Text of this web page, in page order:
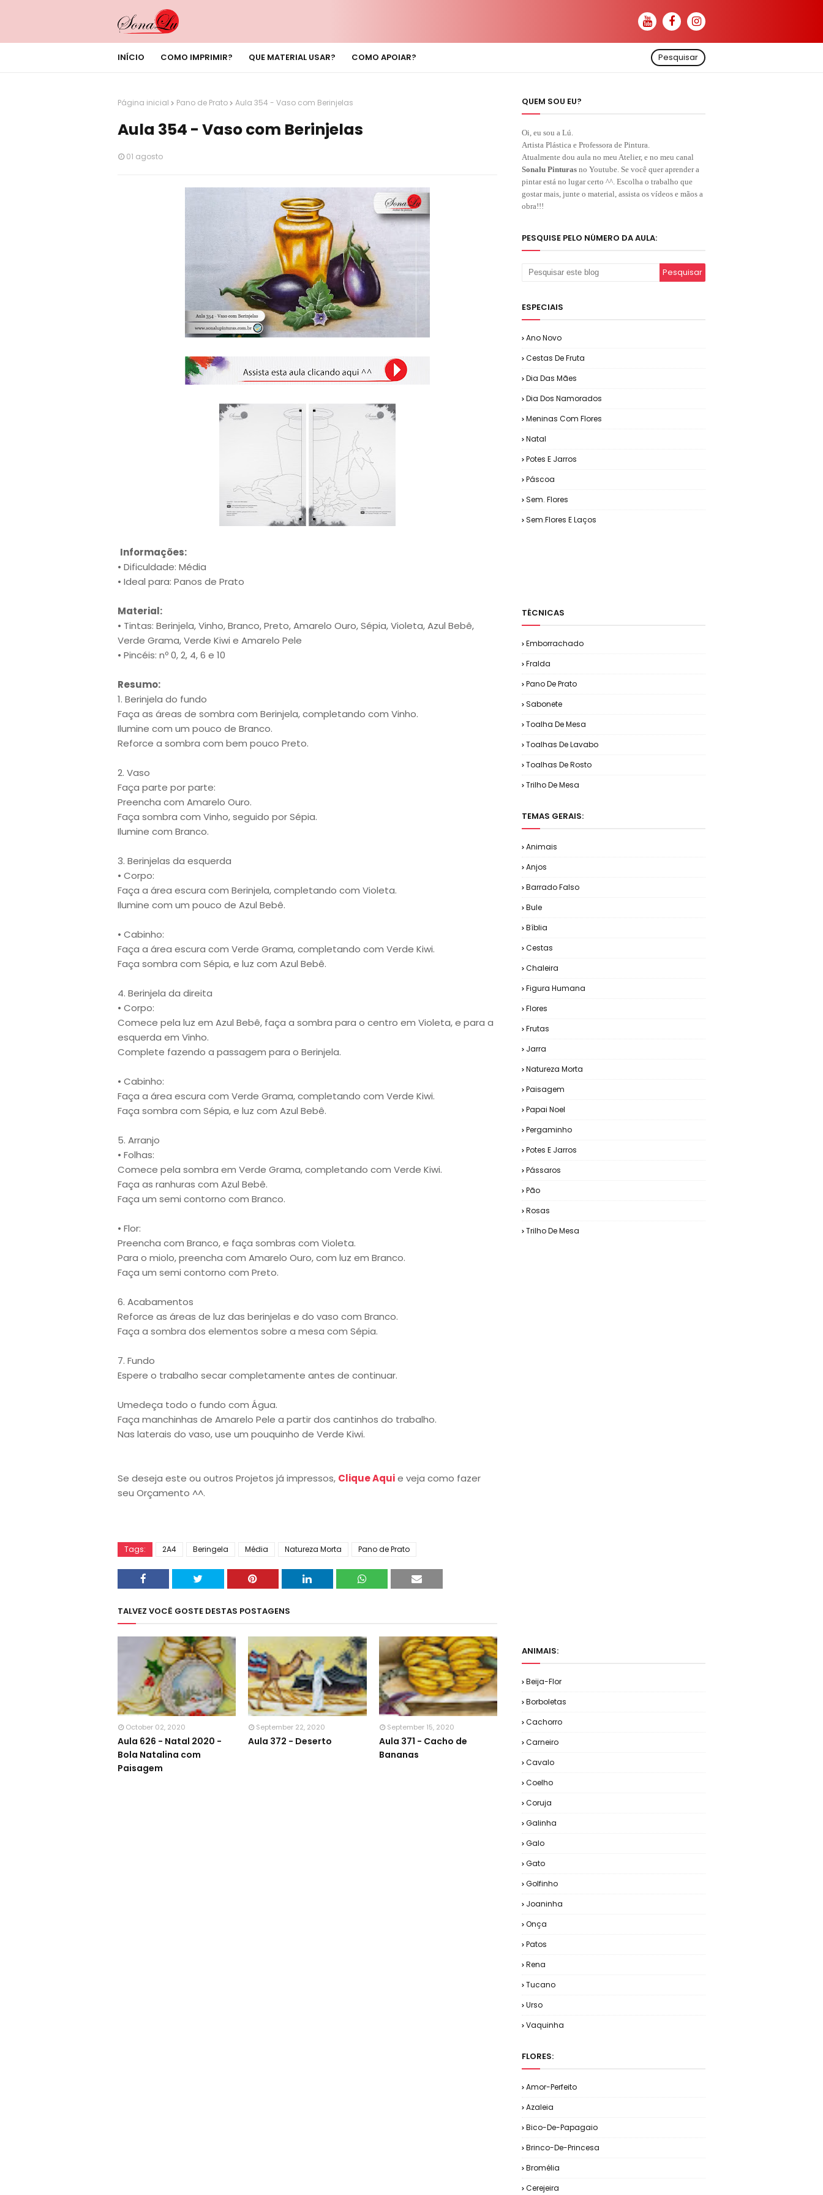
INÍCIO COMO IMPRIMIR? QUE MATERIAL USAR? COMO APOIAR? Pesquisar
Página inicial Pano de Prato Aula 354 - Vaso com Berinjelas
Aula 354 - Vaso com Berinjelas
01 agosto
Informações:
• Dificuldade: Média
• Ideal para: Panos de Prato
Material:
• Tintas: Berinjela, Vinho, Branco, Preto, Amarelo Ouro, Sépia, Violeta, Azul Bebê,
Verde Grama, Verde Kiwi e Amarelo Pele
• Pincéis: nº 0, 2, 4, 6 e 10
Resumo:
1. Berinjela do fundo
Faça as áreas de sombra com Berinjela, completando com Vinho.
Ilumine com um pouco de Branco.
Reforce a sombra com bem pouco Preto.
2. Vaso
Faça parte por parte:
Preencha com Amarelo Ouro.
Faça sombra com Vinho, seguido por Sépia.
Ilumine com Branco.
3. Berinjelas da esquerda
• Corpo:
Faça a área escura com Berinjela, completando com Violeta.
Ilumine com um pouco de Azul Bebê.
• Cabinho:
Faça a área escura com Verde Grama, completando com Verde Kiwi.
Faça sombra com Sépia, e luz com Azul Bebê.
4. Berinjela da direita
• Corpo:
Comece pela luz em Azul Bebê, faça a sombra para o centro em Violeta, e para a
esquerda em Vinho.
Complete fazendo a passagem para o Berinjela.
• Cabinho:
Faça a área escura com Verde Grama, completando com Verde Kiwi.
Faça sombra com Sépia, e luz com Azul Bebê.
5. Arranjo
• Folhas:
Comece pela sombra em Verde Grama, completando com Verde Kiwi.
Faça as ranhuras com Azul Bebê.
Faça um semi contorno com Branco.
• Flor:
Preencha com Branco, e faça sombras com Violeta.
Para o miolo, preencha com Amarelo Ouro, com luz em Branco.
Faça um semi contorno com Preto.
6. Acabamentos
Reforce as áreas de luz das berinjelas e do vaso com Branco.
Faça a sombra dos elementos sobre a mesa com Sépia.
7. Fundo
Espere o trabalho secar completamente antes de continuar.
Umedeça todo o fundo com Água.
Faça manchinhas de Amarelo Pele a partir dos cantinhos do trabalho.
Nas laterais do vaso, use um pouquinho de Verde Kiwi.
Se deseja este ou outros Projetos já impressos, Clique Aquie veja como fazer
seu Orçamento ^^.
Tags: 2A4 Beringela Média Natureza Morta Pano de Prato
TALVEZ VOCÊ GOSTE DESTAS POSTAGENS
October 02, 2020
Aula 626 - Natal 2020 -
Bola Natalina com
Paisagem
September 22, 2020
Aula 372 - Deserto
September 15, 2020
Aula 371 - Cacho de
Bananas
QUEM SOU EU?
Oi, eu sou a Lú.
Artista Plástica e Professora de Pintura.
Atualmente dou aula no meu Atelier, e no meu canal
Sonalu Pinturas no Youtube. Se você quer aprender a
pintar está no lugar certo ^^. Escolha o trabalho que
gostar mais, junte o material, assista os vídeos e mãos a
obra!!!
PESQUISE PELO NÚMERO DA AULA:
ESPECIAIS
Ano Novo
Cestas De Fruta
Dia Das Mães
Dia Dos Namorados
Meninas Com Flores
Natal
Potes E Jarros
Páscoa
Sem. Flores
Sem.Flores E Laços
TÉCNICAS
Emborrachado
Fralda
Pano De Prato
Sabonete
Toalha De Mesa
Toalhas De Lavabo
Toalhas De Rosto
Trilho De Mesa
TEMAS GERAIS:
Animais
Anjos
Barrado Falso
Bule
Bíblia
Cestas
Chaleira
Figura Humana
Flores
Frutas
Jarra
Natureza Morta
Paisagem
Papai Noel
Pergaminho
Potes E Jarros
Pássaros
Pão
Rosas
Trilho De Mesa
ANIMAIS:
Beija-Flor
Borboletas
Cachorro
Carneiro
Cavalo
Coelho
Coruja
Galinha
Galo
Gato
Golfinho
Joaninha
Onça
Patos
Rena
Tucano
Urso
Vaquinha
FLORES:
Amor-Perfeito
Azaleia
Bico-De-Papagaio
Brinco-De-Princesa
Bromélia
Cerejeira